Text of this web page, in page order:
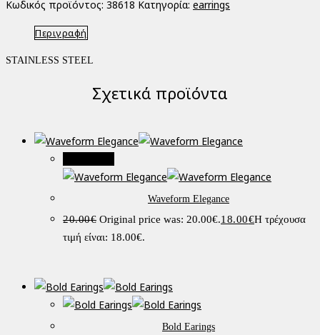
Κωδικός προϊόντος: 38618 Κατηγορία: earrings
Περιγραφή
STAINLESS STEEL
Σχετικά προϊόντα
Waveform Elegance
20.00€ Original price was: 20.00€.18.00€Η τρέχουσα
τιμή είναι: 18.00€.
Bold Earings